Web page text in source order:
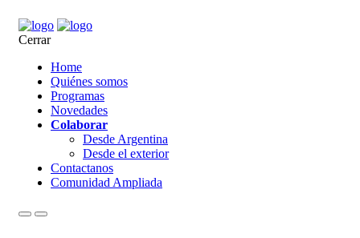
Cerrar
Home
Quiénes somos
Programas
Novedades
Colaborar
Desde Argentina
Desde el exterior
Contactanos
Comunidad Ampliada